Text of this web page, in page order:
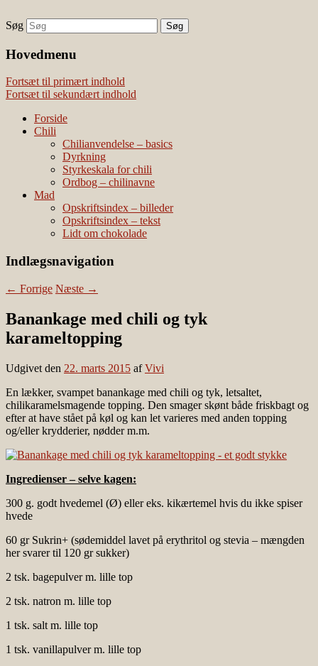
Наши партнеры
лучшие займы
Vivis chili
chili – dyrkning og mad
Søg
Hovedmenu
Fortsæt til primært indhold
Fortsæt til sekundært indhold
Forside
Chili
Chilianvendelse – basics
Dyrkning
Styrkeskala for chili
Ordbog – chilinavne
Mad
Opskriftsindex – billeder
Opskriftsindex – tekst
Lidt om chokolade
Indlægsnavigation
← Forrige Næste →
Banankage med chili og tyk
karameltopping
Udgivet den 22. marts 2015 afVivi
En lækker, svampet banankage med chili og tyk, letsaltet,
chilikaramelsmagende topping. Den smager skønt både friskbagt og
efter at have stået på køl og kan let varieres med anden topping
og/eller krydderier, nødder m.m.
Ingredienser – selve kagen:
300 g. godt hvedemel (Ø) eller eks. kikærtemel hvis du ikke spiser
hvede
60 gr Sukrin+ (sødemiddel lavet på erythritol og stevia – mængden
her svarer til 120 gr sukker)
2 tsk. bagepulver m. lille top
2 tsk. natron m. lille top
1 tsk. salt m. lille top
1 tsk. vanillapulver m. lille top